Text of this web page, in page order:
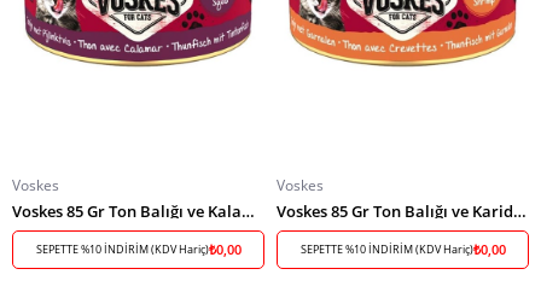
Voskes
Voskes 85 Gr Ton Balığı ve Kalamar Kedi Konserve
SEPETTE %10 İNDİRİM (KDV Hariç)₺0,00
Voskes
Voskes 85 Gr Ton Balığı ve Karides Kedi Konserve
SEPETTE %10 İNDİRİM (KDV Hariç)₺0,00